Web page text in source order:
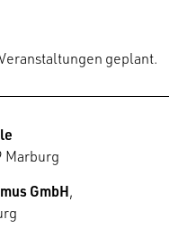
geplant.
Marburg
GmbH,